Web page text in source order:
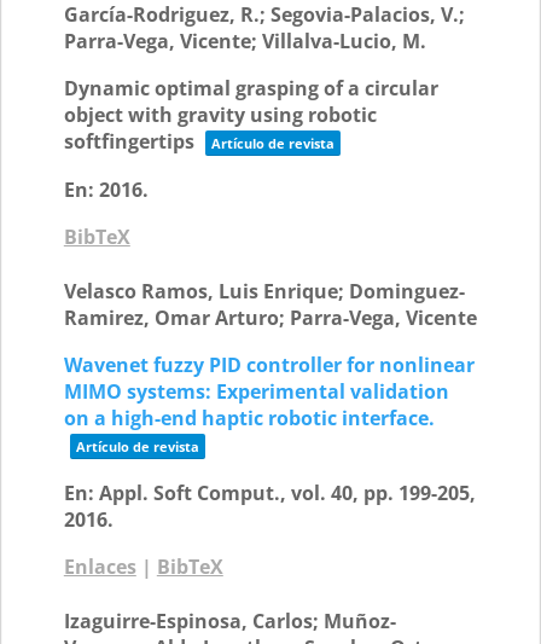
García-Rodriguez, R.; Segovia-Palacios, V.;
Parra-Vega, Vicente; Villalva-Lucio, M.
Dynamic optimal grasping of a circular
object with gravity using robotic
softfingertips
Artículo de revista
En: 2016.
BibTeX
Velasco Ramos, Luis Enrique; Dominguez-
Ramirez, Omar Arturo; Parra-Vega, Vicente
Wavenet fuzzy PID controller for nonlinear
MIMO systems: Experimental validation
on a high-end haptic robotic interface.
Artículo de revista
En: Appl. Soft Comput., vol. 40, pp. 199-205,
2016.
Enlaces| BibTeX
Izaguirre-Espinosa, Carlos; Muñoz-